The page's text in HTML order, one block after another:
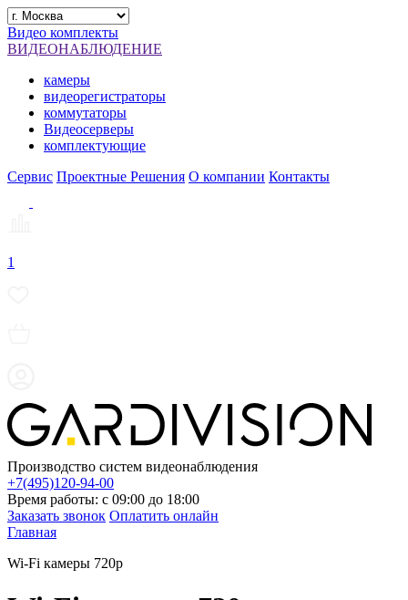
Видео комплекты
ВИДЕОНАБЛЮДЕНИЕ
камеры
видеорегистраторы
коммутаторы
Видеосерверы
комплектующие
Сервис Проектные Решения О компании Контакты
1
Производство систем видеонаблюдения
+7(495)120-94-00
Время работы: с 09:00 до 18:00
Заказать звонок Оплатить онлайн
Главная
Wi-Fi камеры 720p